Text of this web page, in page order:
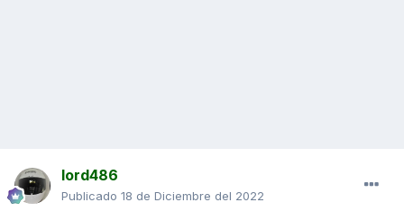
lord486
Publicado 18 de Diciembre del 2022